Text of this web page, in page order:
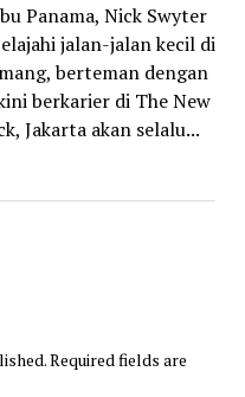
Panama, Nick Swyter
jalan-jalan kecil di
berteman dengan
berkarier di The New
Jakarta akan selalu...
Required fields are